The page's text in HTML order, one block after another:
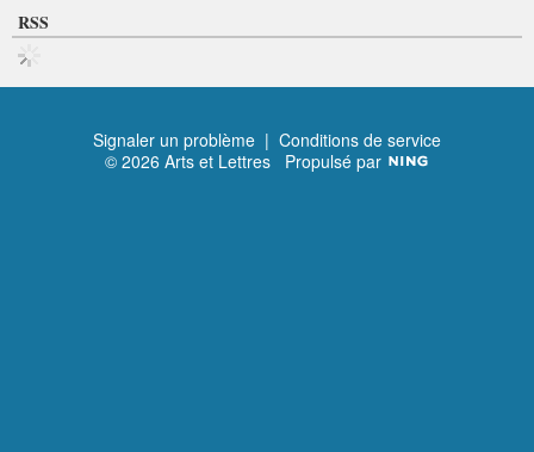
RSS
Signaler un problème | Conditions de service
© 2026 Arts et Lettres Propulsé par